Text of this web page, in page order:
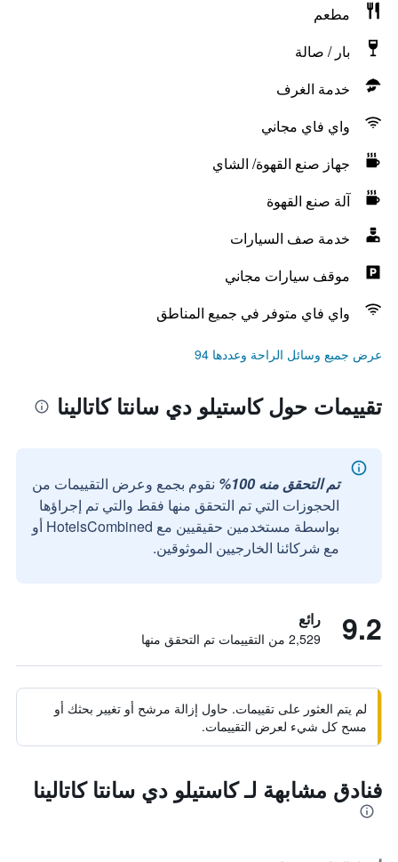
مطعم
بار / صالة
خدمة الغرف
واي فاي مجاني
جهاز صنع القهوة/ الشاي
آلة صنع القهوة
خدمة صف السيارات
موقف سيارات مجاني
واي فاي متوفر في جميع المناطق
عرض جميع وسائل الراحة وعددها 94
تقييمات حول كاستيلو دي سانتا كاتالينا
تم التحقق منه 100%
نقوم بجمع وعرض التقييمات من
الحجوزات التي تم التحقق منها فقط والتي تم إجراؤها
بواسطة مستخدمين حقيقيين مع HotelsCombined أو
مع شركائنا الخارجيين الموثوقين.
9.2 رائع
2,529 من التقييمات تم التحقق منها
لم يتم العثور على تقييمات. حاول إزالة مرشح أو تغيير بحثك أو
مسح كل شيء لعرض التقييمات.
فنادق مشابهة لـ كاستيلو دي سانتا كاتالينا